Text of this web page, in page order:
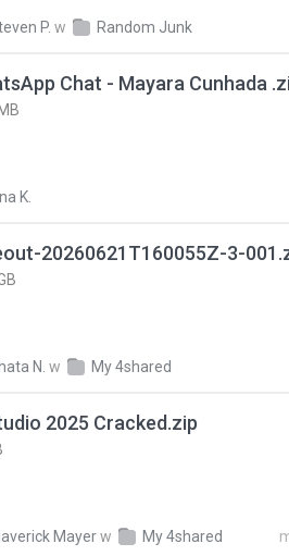
P. w Random Junk
Chat - Mayara Cunhada
K.
20260621T160055Z-3-
N. w My 4shared
2025 Cracked.zip
Mayerw My 4shared